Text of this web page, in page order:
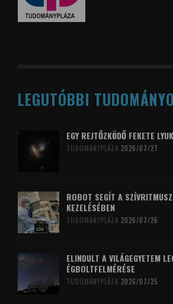
LEGUTÓBBI
EGY REJTŐZKÖDŐ FEKETE LYUK
TUDOMÁNYPLÁZA 2026/07/27
ROBOT SEGÍT A
KEZELÉSÉBEN
TUDOMÁNYPLÁZA 2026/07/26
ELINDULT A VILÁGEGYETEM
ÉGBOLTFELMÉRÉSE
TUDOMÁNYPLÁZA 2026/07/25